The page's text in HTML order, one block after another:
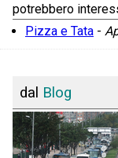
potrebbero
Pizza e Tata -
dal Blog